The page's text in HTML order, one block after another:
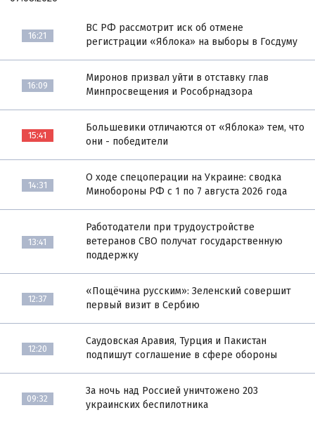
16:21
ВС РФ рассмотрит иск об отмене
регистрации «Яблока» на выборы в Госдуму
16:09
Миронов призвал уйти в отставку глав
Минпросвещения и Рособрнадзора
15:41
Большевики отличаются от «Яблока» тем, что
они - победители
14:31
О ходе спецоперации на Украине: сводка
Минобороны РФ с 1 по 7 августа 2026 года
13:41
Работодатели при трудоустройстве
ветеранов СВО получат государственную
поддержку
12:37
«Пощёчина русским»: Зеленский совершит
первый визит в Сербию
12:20
Саудовская Аравия, Турция и Пакистан
подпишут соглашение в сфере обороны
09:32
За ночь над Россией уничтожено 203
украинских беспилотника